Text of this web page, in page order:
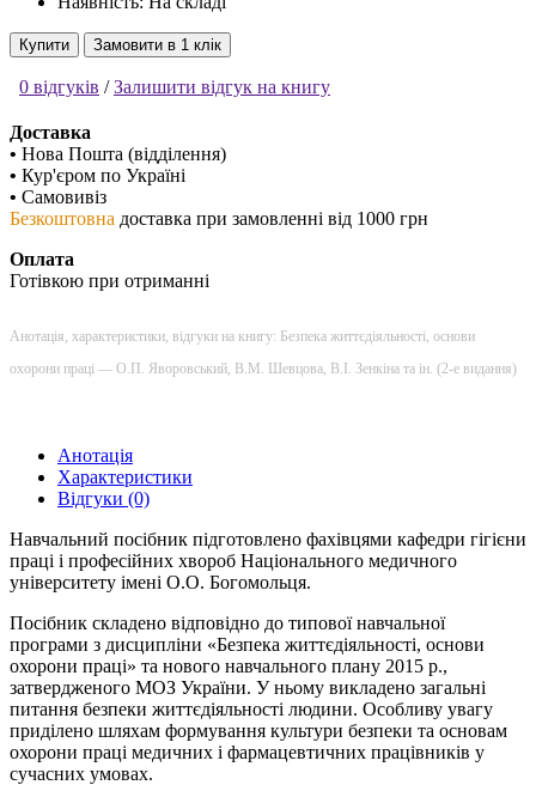
Купити Замовити в 1 клік
0 відгуків /Залишити відгук на книгу
Доставка
• Нова Пошта (відділення)
• Кур'єром по Україні
• Самовивіз
Безкоштовна доставка при замовленні від 1000 грн
Оплата
Готівкою при отриманні
Анотація, характеристики, відгуки на книгу: Безпека життєдіяльності, основи
охорони праці — О.П. Яворовський, В.М. Шевцова, В.І. Зенкіна та ін. (2-е видання)
Анотація
Характеристики
Відгуки (0)
Навчальний посібник підготовлено фахівцями кафедри гігієни
праці і професійних хвороб Національного медичного
університету імені О.О. Богомольця.
Посібник складено відповідно до типової навчальної
програми з дисципліни «Безпека життєдіяльності, основи
охорони праці» та нового навчального плану 2015 р.,
затвердженого МОЗ України. У ньому викладено загальні
питання безпеки життєдіяльності людини. Особливу увагу
приділено шляхам формування культури безпеки та основам
охорони праці медичних і фармацевтичних працівників у
сучасних умовах.